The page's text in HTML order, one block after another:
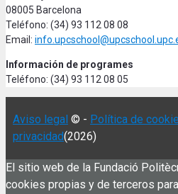
08005 Barcelona
Teléfono: (34) 93 112 08 08
Email:
Información de programes
Teléfono: (34) 93 112 08 05
Aviso legal © - Política de
privacidad(2026)
El sitio web de la Fundació
cookies propias y de terceros